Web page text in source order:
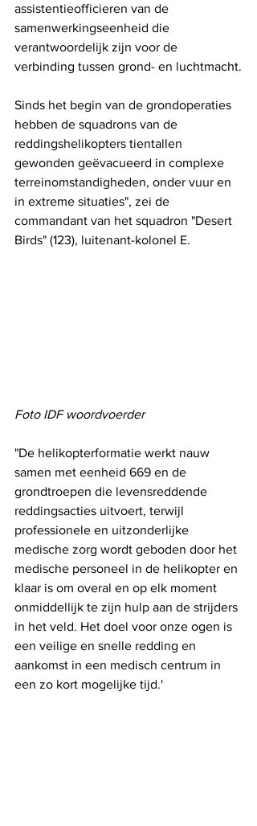
assistentieofficieren van de
samenwerkingseenheid die
verantwoordelijk zijn voor de
verbinding tussen grond- en luchtmacht.
Sinds het begin van de grondoperaties
hebben de squadrons van de
reddingshelikopters tientallen
gewonden geëvacueerd in complexe
terreinomstandigheden, onder vuur en
in extreme situaties", zei de
commandant van het squadron "Desert
Birds" (123), luitenant-kolonel E.
Foto IDF woordvoerder
"De helikopterformatie werkt nauw
samen met eenheid 669 en de
grondtroepen die levensreddende
reddingsacties uitvoert, terwijl
professionele en uitzonderlijke
medische zorg wordt geboden door het
medische personeel in de helikopter en
klaar is om overal en op elk moment
onmiddellijk te zijn hulp aan de strijders
in het veld. Het doel voor onze ogen is
een veilige en snelle redding en
aankomst in een medisch centrum in
een zo kort mogelijke tijd.'